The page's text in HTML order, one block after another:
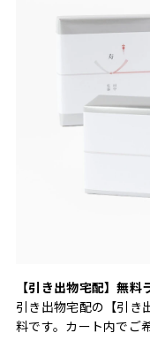
【引き出物宅配】無料
引き出物宅配の【引き
料です。カート内でご